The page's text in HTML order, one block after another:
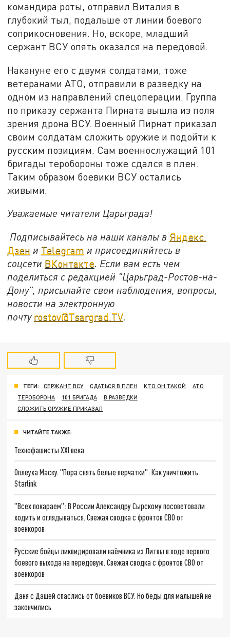
командира роты, отправил Виталия в
глубокий тыл, подальше от линии боевого
соприкосновения. Но, вскоре, младший
сержант ВСУ опять оказался на передовой.
Накануне его с двумя солдатами, тоже
ветеранами АТО, отправили в разведку на
одном из направлений спецоперации. Группа
по приказу сержанта Пирната вышла из поля
зрения дрона ВСУ. Военный Пирнат приказал
своим солдатам сложить оружие и подойти к
русским позициям. Сам военнослужащий 101
бригады теробороны тоже сдался в плен.
Таким образом боевики ВСУ остались
живыми.
Уважаемые читатели Царьграда!
Подписывайтесь на наши каналы в Яндекс.
Дзен и Telegram и присоединяйтесь в
соцсети ВКонтакте. Если вам есть чем
поделиться с редакцией "Царьград-Ростов-на-
Дону", присылайте свои наблюдения, вопросы,
новости на электронную
почту rostov@Tsargrad.ТV.
ТЕГИ: СЕРЖАНТ ВСУ СДАТЬСЯ В ПЛЕН КТО ОН ТАКОЙ
АТО
ТЕРОБОРОНА
101 БРИГАДА
В РАЗВЕДКИ
СЛОЖИТЬ ОРУЖИЕ ПРИКАЗАЛ
ЧИТАЙТЕ ТАКЖЕ:
Технофашисты XXI века
Оплеуха Маску. "Пора снять белые перчатки": Как уничтожить
Starlink
"Всех покараем": В России Александру Сырскому посоветовали
ходить и оглядываться. Свежая сводка с фронтов СВО от
военкоров
Русские бойцы ликвидировали наёмника из Литвы в ходе первого
боевого выхода на передовую. Свежая сводка с фронтов СВО от
военкоров
Даня с Дашей спаслись от боевиков ВСУ. Но беды для малышей не
закончились